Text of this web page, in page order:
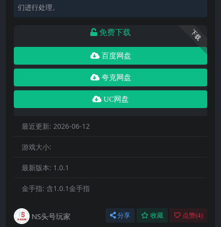
们进行处理。
下载
免费下载
百度网盘
夸克网盘
UC网盘
最近更新: 2026-06-12
游戏大小:
最新版本: 1.0.1
金手指: 含1.0.1金手指
NS头号玩家 分享 收藏 点赞(4)